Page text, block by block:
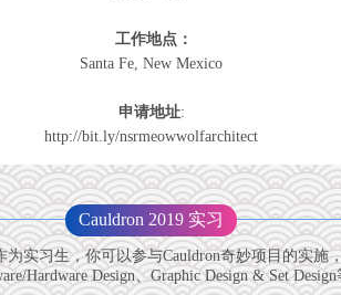
工作地点：
Santa Fe, New Mexico
申请地址:
http://bit.ly/nsrmeowwolfarchitect
Cauldron 2019 实习
为实习生，你可以参与Cauldron奇妙项目的实
Hardware Design、Graphic Design & Set